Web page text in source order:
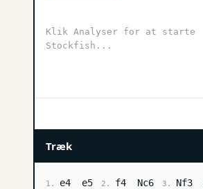
Klik Analyser for at starte
Stockfish...
Træk
1. e4 e5 2. f4 Nc6 3. Nf3